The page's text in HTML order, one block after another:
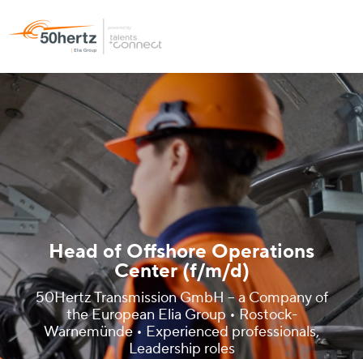
Head of Offshore Operations
Center (f/m/d)
50Hertz Transmission GmbH – a Company of
the European Elia Group • Rostock-
Warnemünde • Experienced professionals,
Leadership roles